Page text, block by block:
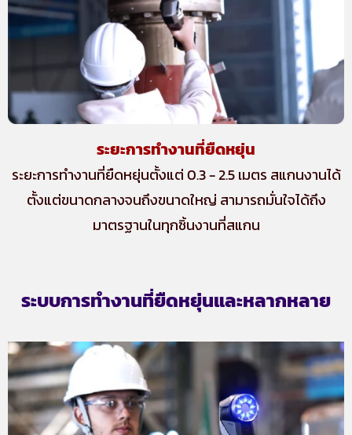
ระยะการทำงานที่ยืดหยุ่น
ระยะการทำงานที่ยืดหยุ่นตั้งแต่ 0.3 - 2.5 เมตร สแกนงานได้
ตั้งแต่ขนาดกลางจนถึงขนาดใหญ่ สามารถมั่นใจได้ถึง
มาตรฐานในทุกชิ้นงานที่สแกน
ระบบการทำงานที่ยืดหยุ่นและหลากหลาย